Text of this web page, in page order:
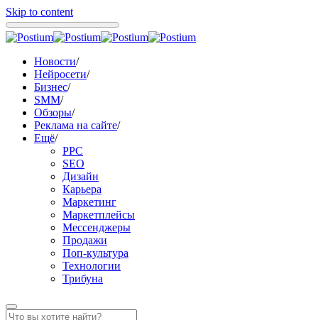
Skip to content
Новости/
Нейросети/
Бизнес/
SMM/
Обзоры/
Реклама на сайте/
Ещё/
PPC
SEO
Дизайн
Карьера
Маркетинг
Маркетплейсы
Мессенджеры
Продажи
Поп-культура
Технологии
Трибуна